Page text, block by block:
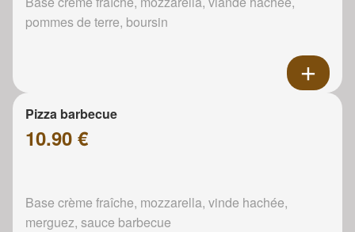
pommes de terre, boursin
Pizza barbecue
10.90 €
Base crème fraîche, mozzarella, vinde hachée,
merguez, sauce barbecue